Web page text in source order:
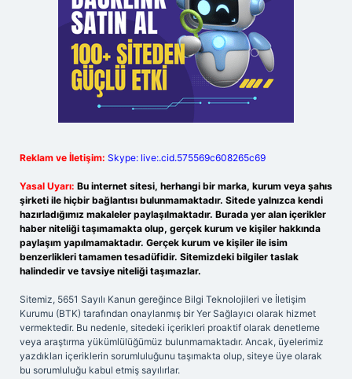
Reklam ve İletişim: Skype: live:.cid.575569c608265c69
Yasal Uyarı: Bu internet sitesi, herhangi bir marka, kurum veya şahıs
şirketi ile hiçbir bağlantısı bulunmamaktadır. Sitede yalnızca kendi
hazırladığımız makaleler paylaşılmaktadır. Burada yer alan içerikler
haber niteliği taşımamakta olup, gerçek kurum ve kişiler hakkında
paylaşım yapılmamaktadır. Gerçek kurum ve kişiler ile isim
benzerlikleri tamamen tesadüfidir. Sitemizdeki bilgiler taslak
halindedir ve tavsiye niteliği taşımazlar.
Sitemiz, 5651 Sayılı Kanun gereğince Bilgi Teknolojileri ve İletişim
Kurumu (BTK) tarafından onaylanmış bir Yer Sağlayıcı olarak hizmet
vermektedir. Bu nedenle, sitedeki içerikleri proaktif olarak denetleme
veya araştırma yükümlülüğümüz bulunmamaktadır. Ancak, üyelerimiz
yazdıkları içeriklerin sorumluluğunu taşımakta olup, siteye üye olarak
bu sorumluluğu kabul etmiş sayılırlar.